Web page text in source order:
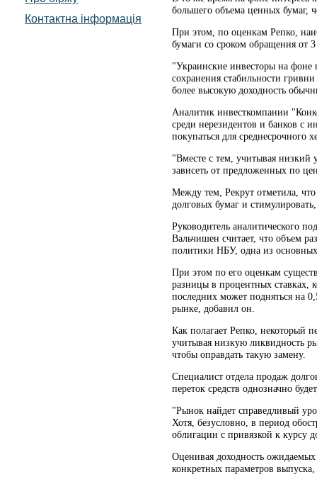
Контактна інформація
большего объема ценных бумаг,
При этом, по оценкам Репко,
бумаги со сроком обращения от 3
"Украинские инвесторы на фоне
сохранения стабильности
более высокую доходность
Аналитик инвесткомпании
среди нерезидентов и банков с
покупаться для среднесрочного
"Вместе с тем, учитывая низкий
зависеть от предложенных по
Между тем, Рекрут отметила,
долговых бумаг и
Руководитель аналитического
Вальчишен считает, что объем
политики НБУ, одна из основных
При этом по его оценкам
разницы в процентных ставках,
последних может подняться на
рынке, добавил он.
Как полагает Репко, некоторый
учитывая низкую ликвидность
чтобы оправдать такую замену.
Специалист отдела продаж
переток средств однозначно
"Рынок найдет справедливый
Хотя, безусловно, в период
облигации с привязкой к курсу
Оценивая доходность ожидаемых
конкретных параметров